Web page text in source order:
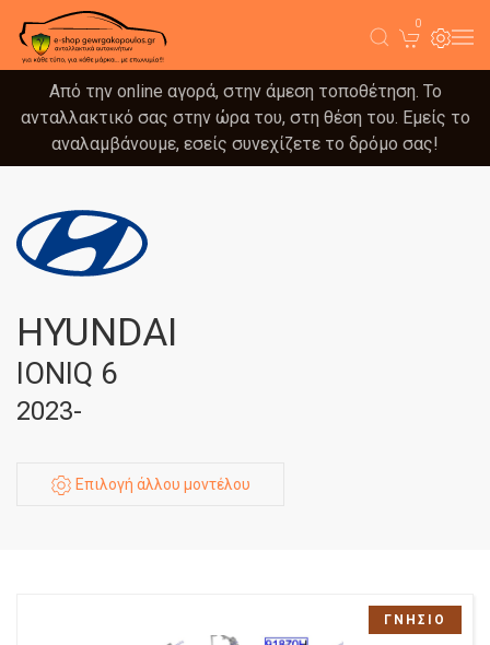
0
Από την online αγορά, στην άμεση τοποθέτηση. Το
ανταλλακτικό σας στην ώρα του, στη θέση του. Εμείς το
αναλαμβάνουμε, εσείς συνεχίζετε το δρόμο σας!
HYUNDAI
IONIQ 6
2023-
Επιλογή άλλου μοντέλου
ΓΝΗΣΙΟ